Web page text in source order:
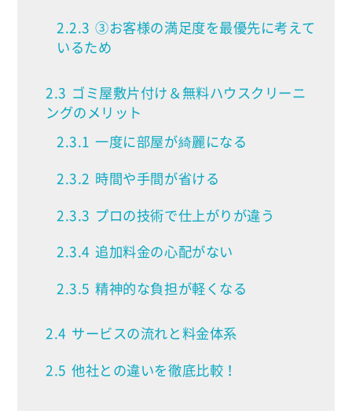
2.2.3 ③お客様の満足度を最優先に考えて
いるため
2.3 ゴミ屋敷片付け＆無料ハウスクリーニ
ングのメリット
2.3.1 一度に部屋が綺麗になる
2.3.2 時間や手間が省ける
2.3.3 プロの技術で仕上がりが違う
2.3.4 追加料金の心配がない
2.3.5 精神的な負担が軽くなる
2.4 サービスの流れと料金体系
2.5 他社との違いを徹底比較！